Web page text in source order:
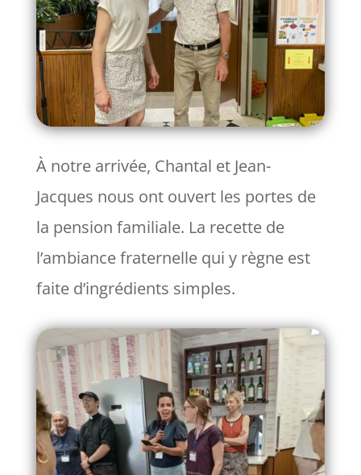
À notre arrivée, Chantal et Jean-
Jacques nous ont ouvert les portes de
la pension familiale. La recette de
l’ambiance fraternelle qui y règne est
faite d’ingrédients simples.